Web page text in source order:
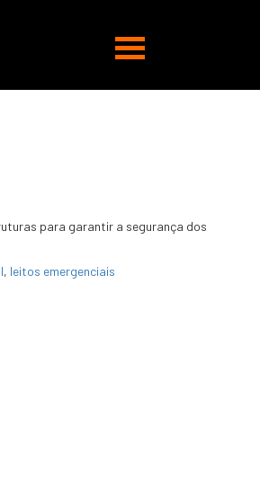
Abrir
navegação
para garantir a segurança dos
, leitos emergenciais